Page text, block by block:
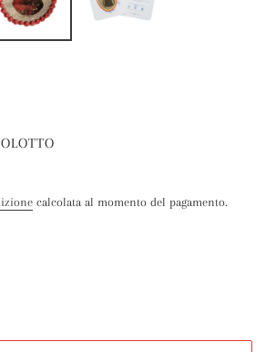
calcolata al momento del pagamento.